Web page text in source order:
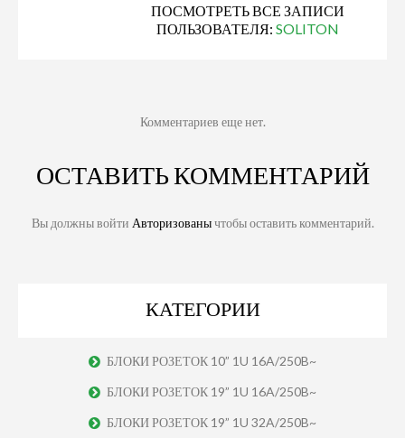
ПОСМОТРЕТЬ ВСЕ ЗАПИСИ
ПОЛЬЗОВАТЕЛЯ: SOLITON
Комментариев еще нет.
ОСТАВИТЬ КОММЕНТАРИЙ
Вы должны войти Авторизованычтобы оставить комментарий.
КАТЕГОРИИ
БЛОКИ РОЗЕТОК 10” 1U 16A/250B~
БЛОКИ РОЗЕТОК 19” 1U 16A/250B~
БЛОКИ РОЗЕТОК 19” 1U 32A/250B~